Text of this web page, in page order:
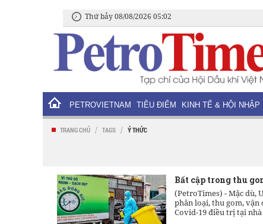
Thứ bảy 08/08/2026 05:02
PETROVIETNAM TIÊU ĐIỂM KINH TẾ & HỘI NHẬP
TRANG CHỦ / TAGS / Ý THỨC
Bất cập trong thu
(PetroTimes) -Mặc dù,
phân loại, thu gom,
Covid-19 điều trị tại